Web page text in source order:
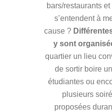
bars/restaurants
s’entendent à
cause ?
y sont
quartier un lieu
de sortir boire
étudiantes ou
plusieurs
proposées